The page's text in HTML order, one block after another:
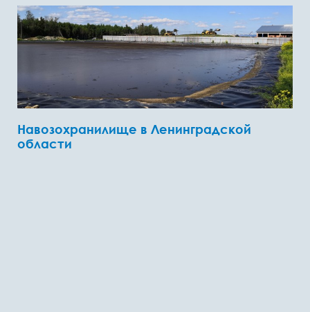
Навозохранилище в Ленинградской
области